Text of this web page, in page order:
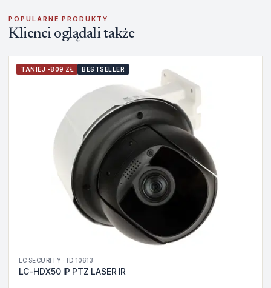
POPULARNE PRODUKTY
Klienci oglądali także
TANIEJ -809 ZŁ BESTSELLER
LC SECURITY · ID 10613
LC-HDX50 IP PTZ LASER IR